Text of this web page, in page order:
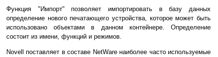
Функция "Импорт" позволяет импортировать в базу данных
определение нового печатающего устройства, которое может быть
использовано объектами в данном контейнере. Определение
состоит из имени, функций и режимов.
Novell поставляет в составе NetWare наиболее часто используемые